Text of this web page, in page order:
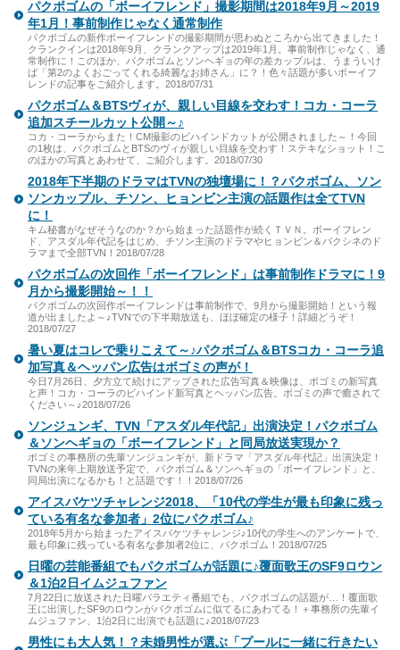
パクボゴムの「ボーイフレンド」撮影期間は2018年9月～2019
年1月！事前制作じゃなく通常制作
パクボゴムの新作ボーイフレンドの撮影期間が思わぬところから出てきました！
クランクインは2018年9月、クランクアップは2019年1月。事前制作じゃなく、通
常制作に！このほか、パクボゴムとソンヘギョの年の差カップルは、うまういけ
ば「第2のよくおごってくれる綺麗なお姉さん」に？！色々話題が多いボーイフ
レンドの記事をご紹介します。2018/07/31
パクボゴム＆BTSヴィが、親しい目線を交わす！コカ・コーラ
追加スチールカット公開～♪
コカ・コーラからまた！CM撮影のビハインドカットが公開されました～！今回
の1枚は、パクボゴムとBTSのヴィが親しい目線を交わす！ステキなショット！こ
のほかの写真とあわせて、ご紹介します。2018/07/30
2018年下半期のドラマはTVNの独壇場に！？パクボゴム、ソン
ソンカップル、チソン、ヒョンビン主演の話題作は全てTVN
に！
キム秘書がなぜそうなのか？から始まった話題作が続くＴＶＮ。ボーイフレン
ド、アスダル年代記をはじめ、チソン主演のドラマやヒョンビン＆パクシネのド
ラマまで全部TVN！2018/07/28
パクボゴムの次回作「ボーイフレンド」は事前制作ドラマに！9
月から撮影開始～！！
パクボゴムの次回作ボーイフレンドは事前制作で、9月から撮影開始！という報
道が出ましたよ～♪TVNでの下半期放送も、ほぼ確定の様子！詳細どうぞ！
2018/07/27
暑い夏はコレで乗りこえて～♪パクボゴム＆BTSコカ・コーラ追
加写真＆ヘッパン広告はボゴミの声が！
今日7月26日、夕方立て続けにアップされた広告写真＆映像は、ボゴミの新写真
と声！コカ・コーラのビハインド新写真とヘッパン広告。ボゴミの声で癒されて
ください～♪2018/07/26
ソンジュンギ、TVN「アスダル年代記」出演決定！パクボゴム
＆ソンヘギョの「ボーイフレンド」と同局放送実現か？
ボゴミの事務所の先輩ソンジュンギが、新ドラマ「アスダル年代記」出演決定！
TVNの来年上期放送予定で、パクボゴム＆ソンヘギョの「ボーイフレンド」と、
同局出演になるかも！と話題です！！2018/07/26
アイスバケツチャレンジ2018、「10代の学生が最も印象に残っ
ている有名な参加者」2位にパクボゴム♪
2018年5月から始まったアイスバケツチャレンジ♪10代の学生へのアンケートで、
最も印象に残っている有名な参加者2位に、パクボゴム！2018/07/25
日曜の芸能番組でもパクボゴムが話題に♪覆面歌王のSF9ロウン
＆1泊2日イムジュファン
7月22日に放送された日曜バラエティ番組でも、パクボゴムの話題が…！覆面歌
王に出演したSF9のロウンがパクボゴムに似てるにあわてる！＋事務所の先輩イ
ムジュファン、1泊2日に出演でも話題に♪2018/07/23
男性にも大人気！？未婚男性が選ぶ「プールに一緒に行きたい